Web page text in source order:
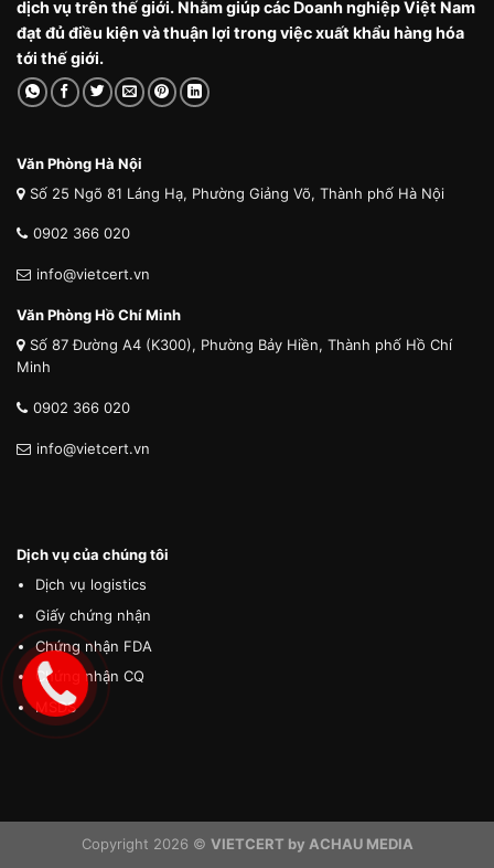
dịch vụ trên thế giới. Nhằm giúp các Doanh nghiệp Việt Nam
đạt đủ điều kiện và thuận lợi trong việc xuất khẩu hàng hóa
tới thế giới.
Văn Phòng Hà Nội
Số 25 Ngõ 81 Láng Hạ, Phường Giảng Võ, Thành phố Hà Nội
0902 366 020
info@vietcert.vn
Văn Phòng Hồ Chí Minh
Số 87 Đường A4 (K300), Phường Bảy Hiền, Thành phố Hồ Chí
Minh
0902 366 020
info@vietcert.vn
Dịch vụ của chúng tôi
Dịch vụ logistics
Giấy chứng nhận
Chứng nhận FDA
Chứng nhận CQ
MSDS
Copyright 2026 © VIETCERT by ACHAU MEDIA